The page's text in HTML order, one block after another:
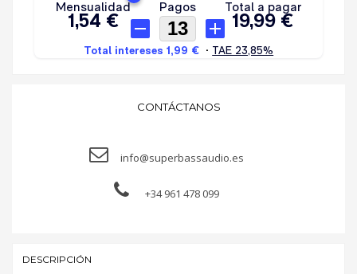
CONTÁCTANOS
info@superbassaudio.es
+34 961 478 099
DESCRIPCIÓN